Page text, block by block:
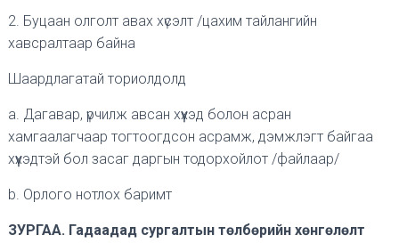
2. Буцаан олголт авах хүсэлт /цахим тайлангийн
хавсралтаар байна
Шаардлагатай ториолдолд
a. Дагавар, үрчилж авсан хүүхэд болон асран
хамгаалагчаар тогтоогдсон асрамж, дэмжлэгт байгаа
хүүхэдтэй бол засаг даргын тодорхойлот /файлаар/
b. Орлого нотлох баримт
ЗУРГАА. Гадаадад сургалтын төлбөрийн хөнгөлөлт